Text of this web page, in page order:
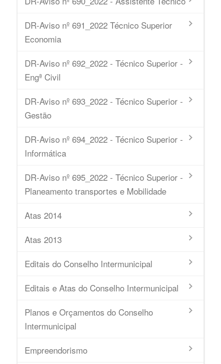
DR-Aviso nº 691_2022 Técnico Superior
Economia
DR-Aviso nº 692_2022 - Técnico Superior -
Engª Civil
DR-Aviso nº 693_2022 - Técnico Superior -
Gestão
DR-Aviso nº 694_2022 - Técnico Superior -
Informática
DR-Aviso nº 695_2022 - Técnico Superior -
Planeamento transportes e Mobilidade
Atas 2014
Atas 2013
Editais do Conselho Intermunicipal
Editais e Atas do Conselho Intermunicipal
Planos e Orçamentos do Conselho
Intermunicipal
Empreendorismo